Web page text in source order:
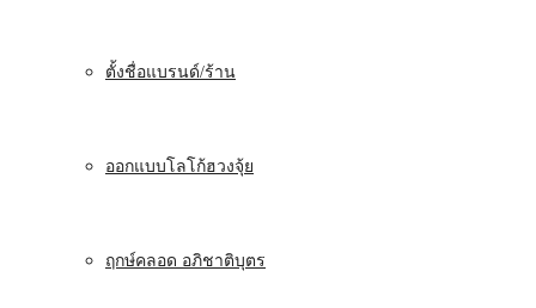
ตั้งชื่อแบรนด์/ร้าน
ออกแบบโลโก้ฮวงจุ้ย
ฤกษ์คลอด อภิชาติบุตร